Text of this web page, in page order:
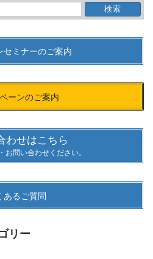
セミナーのご案内
ーンのご案内
わせはこちら
お問い合わせください。
あるご質問
リー